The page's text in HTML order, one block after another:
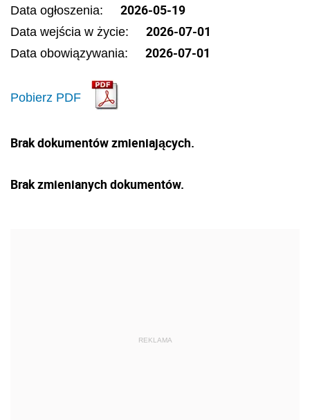
Data ogłoszenia: 2026-05-19
Data wejścia w życie: 2026-07-01
Data obowiązywania: 2026-07-01
Pobierz PDF
Brak dokumentów zmieniających.
Brak zmienianych dokumentów.